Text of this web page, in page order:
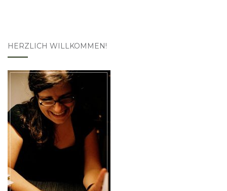
HERZLICH WILLKOMMEN!